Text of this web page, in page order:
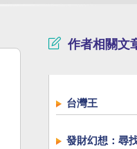
作者相關文
台灣王
發財幻想：尋